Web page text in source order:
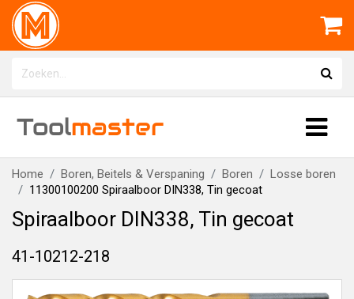
Toolmaster
Home Boren, Beitels & Verspaning Boren
Losse boren
11300100200 Spiraalboor DIN338, Tin gecoat
Spiraalboor DIN338, Tin gecoat
41-10212-218